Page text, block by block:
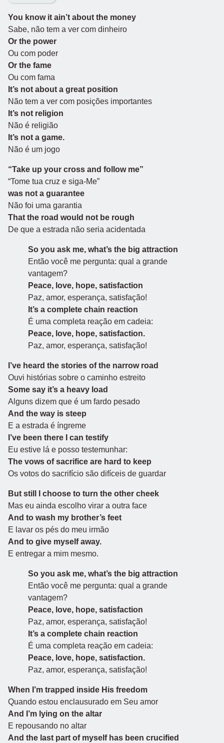
You know it ain’t about the money
Sabe, não tem a ver com dinheiro
Or the power
Ou com poder
Or the fame
Ou com fama
It’s not about a great position
Não tem a ver com posições importantes
It’s not religion
Não é religião
It’s not a game.
Não é um jogo
“Take up your cross and follow me”
“Tome tua cruz e siga-Me”
was not a guarantee
Não foi uma garantia
That the road would not be rough
De que a estrada não seria acidentada
So you ask me, what’s the big attraction
Então você me pergunta: qual a grande
vantagem?
Peace, love, hope, satisfaction
Paz, amor, esperança, satisfação!
It’s a complete chain reaction
É uma completa reação em cadeia:
Peace, love, hope, satisfaction.
Paz, amor, esperança, satisfação!
I’ve heard the stories of the narrow road
Ouvi histórias sobre o caminho estreito
Some say it’s a heavy load
Alguns dizem que é um fardo pesado
And the way is steep
E a estrada é íngreme
I’ve been there I can testify
Eu estive lá e posso testemunhar:
The vows of sacrifice are hard to keep
Os votos do sacrifício são difíceis de guardar
But still I choose to turn the other cheek
Mas eu ainda escolho virar a outra face
And to wash my brother’s feet
E lavar os pés do meu irmão
And to give myself away.
E entregar a mim mesmo.
So you ask me, what’s the big attraction
Então você me pergunta: qual a grande
vantagem?
Peace, love, hope, satisfaction
Paz, amor, esperança, satisfação!
It’s a complete chain reaction
É uma completa reação em cadeia:
Peace, love, hope, satisfaction.
Paz, amor, esperança, satisfação!
When I’m trapped inside His freedom
Quando estou enclausurado em Seu amor
And I’m lying on the altar
E repousando no altar
And the last part of myself has been crucified